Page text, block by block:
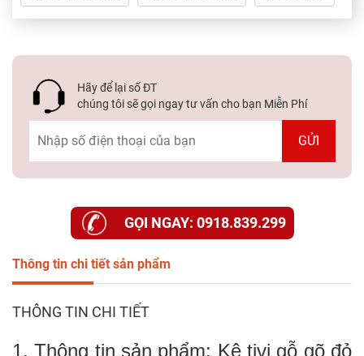
Liên
Hãy để lại số ĐT
chúng tôi sẽ gọi ngay tư vấn cho bạn Miễn Phí
GỌI NGAY: 0918.839.299
Thông tin chi tiết sản phẩm
THÔNG TIN CHI TIẾT
1. Thông tin sản phẩm: Kệ tivi gỗ gõ đỏ